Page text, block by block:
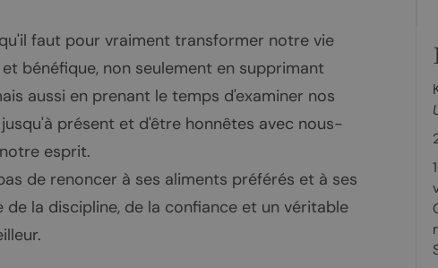
faut pour vraiment transformer notre vie
bénéfique, non seulement en supprimant
aussi en prenant le temps d'examiner nos
présent et d'être honnêtes avec nous-
esprit.
de renoncer à ses aliments préférés et à ses
la discipline, de la confiance et un véritable